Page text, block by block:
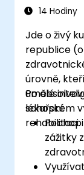
14 Hodiny
Jde o živý
republice
úrovně,
umělé
lékařském
rehabilitaci.
Po
schopni:
zážitky